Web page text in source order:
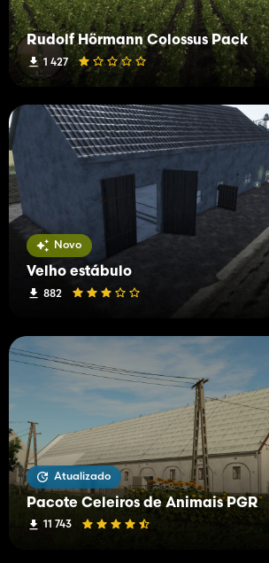
Rudolf Hörmann Colossus Pack
1 427
Novo
Velho estábulo
882
Atualizado
Pacote Celeiros de Animais PGR
11 743